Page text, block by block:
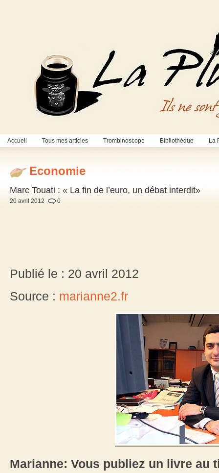
Accueil Tous mes articles Trombinoscope Bibliothèque La
Economie
Marc Touati : « La fin de l’euro, un débat interdit»
20 avril 2012 0
Publié le : 20 avril 2012
Source : marianne2.fr
Marianne: Vous publiez un livre au